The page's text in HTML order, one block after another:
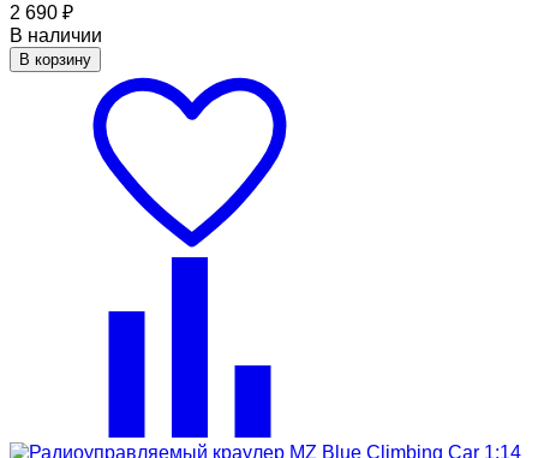
2 690 ₽
В наличии
В корзину